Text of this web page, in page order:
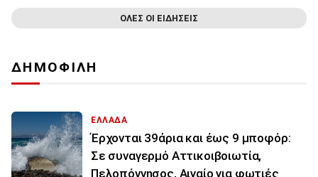
ΟΛΕΣ ΟΙ ΕΙΔΗΣΕΙΣ
ΔΗΜΟΦΙΛΗ
ΕΛΛΑΔΑ
Έρχονται 39άρια και έως 9 μποφόρ:
Σε συναγερμό Αττικοιβοιωτία,
Πελοπόννησος, Αιγαίο για φωτιές